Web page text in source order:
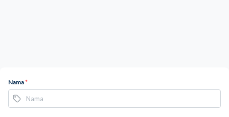
Nama*